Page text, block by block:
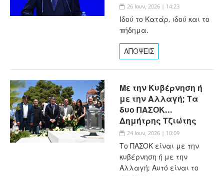
26 Ιουν, 2026 | 14:23
Ιδού το Κατάρ, ιδού και το
πήδημα.
ΑΠΟΨΕΙΣ
Με την Κυβέρνηση ή
με την Αλλαγή; Τα
δυο ΠΑΣΟΚ...
Δημήτρης Τζιώτης
24 Ιουν, 2026 | 10:09
Το ΠΑΣΟΚ είναι με την
κυβέρνηση ή με την
Αλλαγή; Αυτό είναι το